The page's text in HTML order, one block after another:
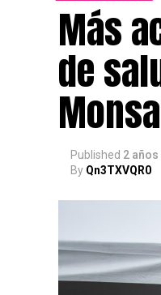
Más
de
Published 2 años
By Qn3TXVQR0